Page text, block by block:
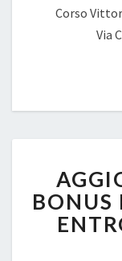
Corso
Via
BONUS